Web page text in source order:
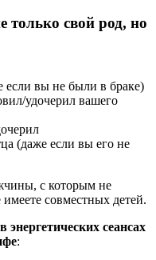
только свой род, но
если вы не были в браке)
удочерил вашего
(даже если вы его не
с которым не
совместных детей.
сеансах
: